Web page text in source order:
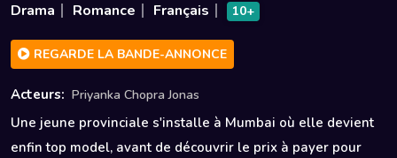
Drama Romance Français 10+
REGARDE LA BANDE-ANNONCE
Acteurs: Priyanka Chopra Jonas
Une jeune provinciale s'installe à Mumbai où elle devient
enfin top model, avant de découvrir le prix à payer pour